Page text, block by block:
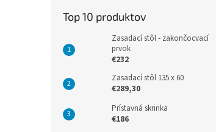
Top 10 produktov
Zasadací stôl - zakončocvací
prvok
€232
Zasadací stôl 135 x 60
€289,30
Prístavná skrinka
€186